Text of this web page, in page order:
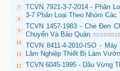
TCVN 7921-3-7-2014 - Phân
3-7 Phân Loại Theo Nhóm Các
TCVN 1457-1983 - Chè Đen
Chuyển Và Bảo Quản 02/10/2015
TCVN 8411-4-2010-ISO -
Lâm Nghiệp Thiết Bị Làm
TCVN 6045-1995 - Dầu Vừng